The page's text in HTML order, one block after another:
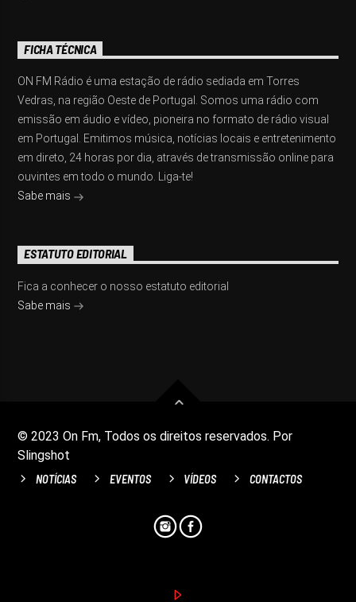
FICHA TÉCNICA
ON FM Rádio é uma estação de rádio sediada em Torres
Vedras, na região Oeste de Portugal. Somos uma rádio com
emissão em áudio e vídeo, pioneira no formato de rádio visual
em Portugal. Emitimos música, notícias locais e entretenimento
em direto, 24 horas por dia, através de transmissão online para
ouvintes em todo o mundo. Liga-te!
Sabe mais
ESTATUTO EDITORIAL
Fica a conhecer o nosso estatuto editorial
Sabe mais
© 2023 On Fm, Todos os direitos reservados. Por
Slingshot
NOTÍCIAS EVENTOS VÍDEOS CONTACTOS